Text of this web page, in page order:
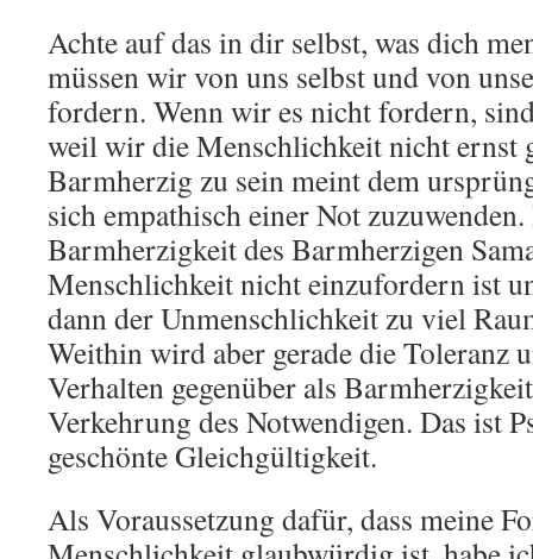
Achte auf das in dir selbst, was dich
müssen wir von uns selbst und von
fordern. Wenn wir es nicht fordern,
weil wir die Menschlichkeit nicht ernst
Barmherzig zu sein meint dem
sich empathisch einer Not
Barmherzigkeit des Barmherzigen
Menschlichkeit nicht einzufordern ist
dann der Unmenschlichkeit zu viel
Weithin wird aber gerade die Toleranz
Verhalten gegenüber als
Verkehrung des Notwendigen. Das ist
geschönte Gleichgültigkeit.
Als Voraussetzung dafür, dass meine